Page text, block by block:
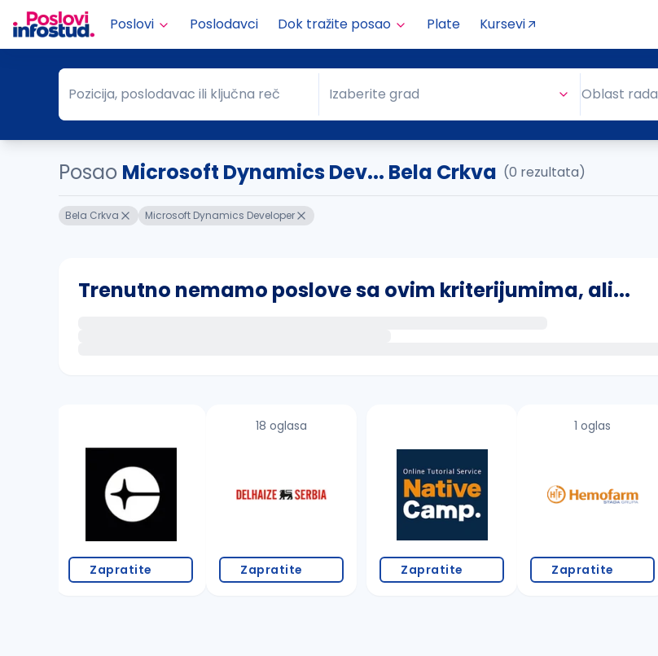
Poslovi Poslodavci Dok tražite posao Plate Kursevi
Pozicija, poslodavac ili ključna reč
Pozicija, poslodavac ili ključna reč Grad
Izaberite grad Oblast rada
Posao Microsoft Dynamics Dev... Bela Crkva (0 rezultata)
Bela Crkva Microsoft Dynamics Developer
Trenutno nemamo poslove sa ovim kriterijumima, ali...
proverite pravopisne greške (koristite č, ć, š, đ, ž, dž)
povećajte radijus za odabrani grad
Zapratite
18 oglasa
Zapratite Zapratite
1 oglas
Zapratite